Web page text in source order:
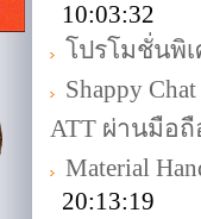
10:03:32
โปรโมชั่นพิ
Shappy
ATT ผ่านมือถื
Material
20:13:19